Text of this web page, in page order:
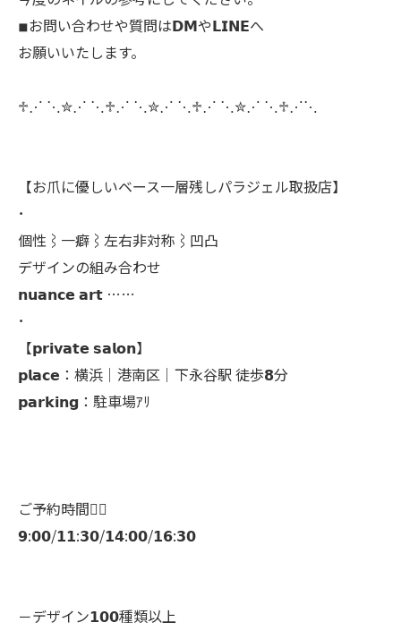
◾︎お問い合わせや質問は𝗗𝗠や𝗟𝗜𝗡𝗘へ
お願いいたします。
♱⋰ ⋱✮⋰ ⋱♱⋰ ⋱✮⋰ ⋱♱⋰ ⋱✮⋰ ⋱♱⋰⋱
【お爪に優しいベース一層残しパラジェル取扱店】
･
個性⌇一癖⌇左右非対称⌇凹凸
デザインの組み合わせ
𝗻𝘂𝗮𝗻𝗰𝗲 𝗮𝗿𝘁 ……
･
【𝗽𝗿𝗶𝘃𝗮𝘁𝗲 𝘀𝗮𝗹𝗼𝗻】
𝗽𝗹𝗮𝗰𝗲：横浜│港南区│下永谷駅 徒歩𝟴分
𝗽𝗮𝗿𝗸𝗶𝗻𝗴：駐車場ｱﾘ
ご予約時間👇🏻
𝟵:𝟬𝟬/𝟭𝟭:𝟯𝟬/𝟭𝟰:𝟬𝟬/𝟭𝟲:𝟯𝟬
－デザイン𝟭𝟬𝟬種類以上